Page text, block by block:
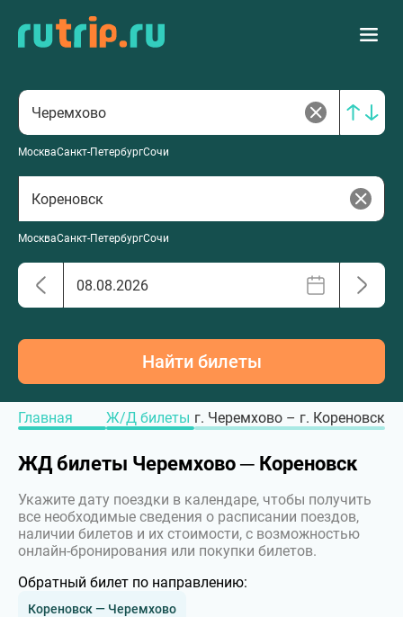
МоскваСанкт-ПетербургСочи
МоскваСанкт-ПетербургСочи
Найти билеты
Главная Ж/Д билеты г. Черемхово – г. Кореновск
ЖД билеты Черемхово ─ Кореновск
Укажите дату поездки в календаре, чтобы получить
все необходимые сведения о расписании поездов,
наличии билетов и их стоимости, с возможностью
онлайн-бронирования или покупки билетов.
Обратный билет по направлению:
Кореновск — Черемхово